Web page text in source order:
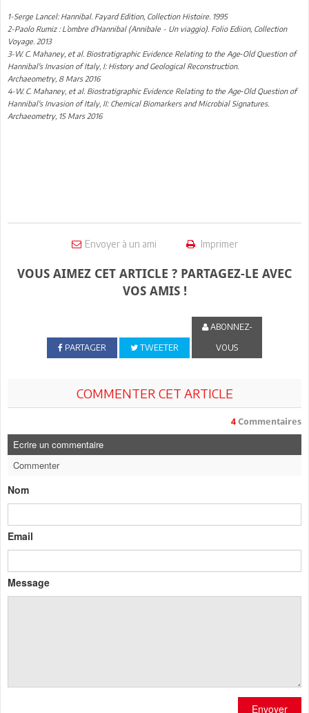
1-Serge Lancel: Hannibal. Fayard Edition, Collection Histoire. 1995
2-Paolo Rumiz : L’ombre d’Hannibal (Annibale - Un viaggio). Folio Ediion, Collection
Voyage. 2013
3-W. C. Mahaney, et al. Biostratigraphic Evidence Relating to the Age‐Old Question of
Hannibal's Invasion of Italy, I: History and Geological Reconstruction.
Archaeometry, 8 Mars 2016
4-W. C. Mahaney, et al. Biostratigraphic Evidence Relating to the Age‐Old Question of
Hannibal's Invasion of Italy, II: Chemical Biomarkers and Microbial Signatures.
Archaeometry, 15 Mars 2016
Envoyer à un ami Imprimer
VOUS AIMEZ CET ARTICLE ? PARTAGEZ-LE AVEC
VOS AMIS !
PARTAGER TWEETER
ABONNEZ-
VOUS
COMMENTER CET ARTICLE
4 Commentaires
Ecrire un commentaire
Commenter
Nom
Email
Message
Envoyer